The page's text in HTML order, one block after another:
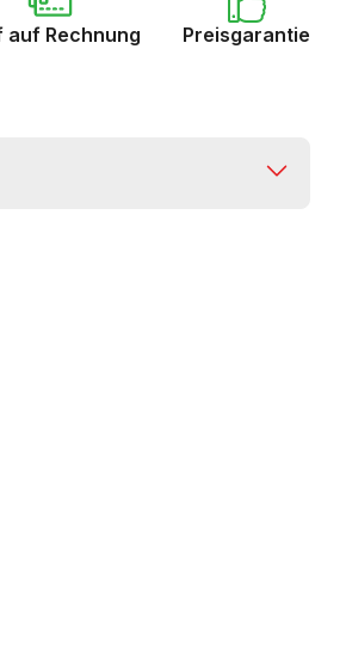
auf Rechnung Preisgarantie